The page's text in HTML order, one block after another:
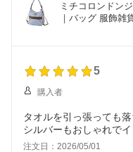
ミチコロンドン
｜バッグ 服飾雑
5
購入者
タオルを引っ張っても
シルバーもおしゃれでイ
注文日：2026/05/01